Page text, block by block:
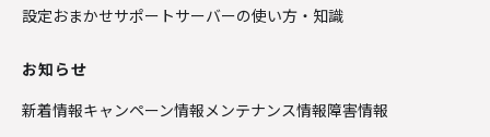
設定おまかせサポートサーバーの使い方・知識
お知らせ
新着情報キャンペーン情報メンテナンス情報障害情報